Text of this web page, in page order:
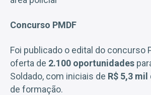
Concurso PMDF
Foi publicado o edital do concurso
oferta de 2.100 oportunidades
Soldado, com iniciais de R$ 5,3 mil
de formação.